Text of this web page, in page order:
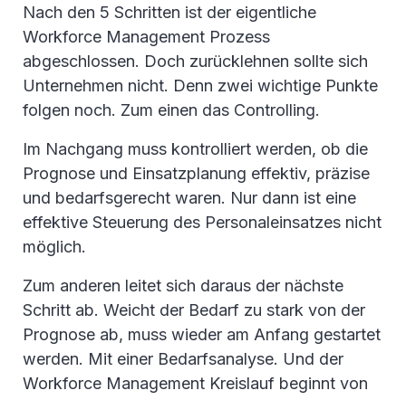
Nach den 5 Schritten ist der eigentliche
Workforce Management Prozess
abgeschlossen. Doch zurücklehnen sollte sich
Unternehmen nicht. Denn zwei wichtige Punkte
folgen noch. Zum einen das Controlling.
Im Nachgang muss kontrolliert werden, ob die
Prognose und Einsatzplanung effektiv, präzise
und bedarfsgerecht waren. Nur dann ist eine
effektive Steuerung des Personaleinsatzes nicht
möglich.
Zum anderen leitet sich daraus der nächste
Schritt ab. Weicht der Bedarf zu stark von der
Prognose ab, muss wieder am Anfang gestartet
werden. Mit einer Bedarfsanalyse. Und der
Workforce Management Kreislauf beginnt von